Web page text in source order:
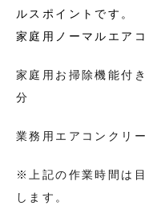
ルスポイントです。
家庭用ノーマルエア
家庭用お掃除機能付
分
業務用エアコンクリ
※上記の作業時間は
します。